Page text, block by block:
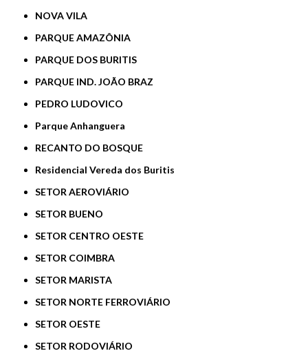
NOVA VILA
PARQUE AMAZÔNIA
PARQUE DOS BURITIS
PARQUE IND. JOÃO BRAZ
PEDRO LUDOVICO
Parque Anhanguera
RECANTO DO BOSQUE
Residencial Vereda dos Buritis
SETOR AEROVIÁRIO
SETOR BUENO
SETOR CENTRO OESTE
SETOR COIMBRA
SETOR MARISTA
SETOR NORTE FERROVIÁRIO
SETOR OESTE
SETOR RODOVIÁRIO